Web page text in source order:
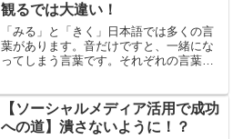
観るでは大違い！
「みる」と「きく」日本語では多くの言
葉があります。音だけですと、一緒にな
ってしまう言葉です。それぞれの言葉は
きます。「見る」「聞く」では単なる
目、耳という機能に現象とし...
【ソーシャルメディア活用で成功
への道】潰さないように！？